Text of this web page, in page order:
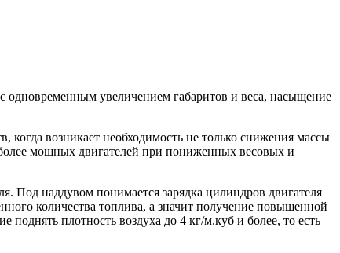
увеличением габаритов и веса, насыщение
возникает необходимость не только снижения массы
мощных двигателей при пониженных весовых и
Под наддувом понимается зарядка цилиндров двигателя
количества топлива, а значит получение повышенной
плотность воздуха до 4 кг/м.куб и более, то есть